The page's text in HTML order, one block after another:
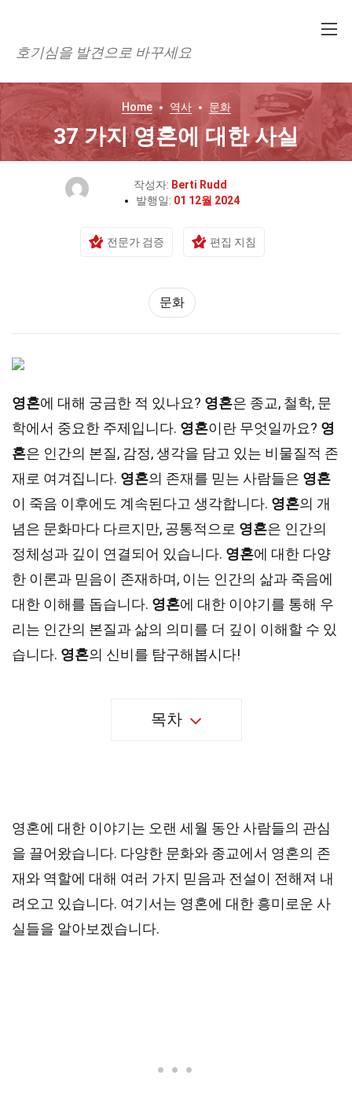
호기심을 발견으로 바꾸세요
Home 역사 문화
37 가지 영혼에 대한 사실
작성자: Berti Rudd
발행일: 01 12월 2024
전문가 검증 편집 지침
문화
영혼에 대해 궁금한 적 있나요? 영혼은 종교, 철학, 문
학에서 중요한 주제입니다. 영혼이란 무엇일까요? 영
혼은 인간의 본질, 감정, 생각을 담고 있는 비물질적 존
재로 여겨집니다. 영혼의 존재를 믿는 사람들은 영혼
이 죽음 이후에도 계속된다고 생각합니다. 영혼의 개
념은 문화마다 다르지만, 공통적으로 영혼은 인간의
정체성과 깊이 연결되어 있습니다. 영혼에 대한 다양
한 이론과 믿음이 존재하며, 이는 인간의 삶과 죽음에
대한 이해를 돕습니다. 영혼에 대한 이야기를 통해 우
리는 인간의 본질과 삶의 의미를 더 깊이 이해할 수 있
습니다. 영혼의 신비를 탐구해봅시다!
목차
영혼에 대한 이야기는 오랜 세월 동안 사람들의 관심
을 끌어왔습니다. 다양한 문화와 종교에서 영혼의 존
재와 역할에 대해 여러 가지 믿음과 전설이 전해져 내
려오고 있습니다. 여기서는 영혼에 대한 흥미로운 사
실들을 알아보겠습니다.